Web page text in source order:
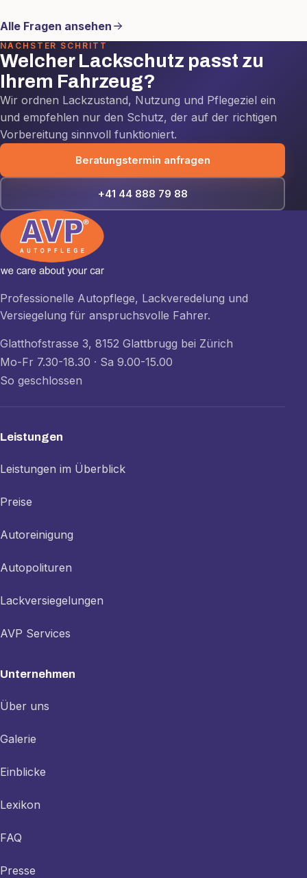
Alle Fragen ansehen
NÄCHSTER SCHRITT
Welcher Lackschutz passt zu
Ihrem Fahrzeug?
Wir ordnen Lackzustand, Nutzung und Pflegeziel ein
und empfehlen nur den Schutz, der auf der richtigen
Vorbereitung sinnvoll funktioniert.
Beratungstermin anfragen
+41 44 888 79 88
Professionelle Autopflege, Lackveredelung und
Versiegelung für anspruchsvolle Fahrer.
Glatthofstrasse 3, 8152 Glattbrugg bei Zürich
Mo-Fr 7.30-18.30 · Sa 9.00-15.00
So geschlossen
Leistungen
Leistungen im Überblick
Preise
Autoreinigung
Autopolituren
Lackversiegelungen
AVP Services
Unternehmen
Über uns
Galerie
Einblicke
Lexikon
FAQ
Presse